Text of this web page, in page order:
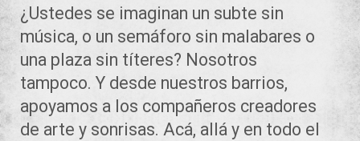
¿Ustedes se imaginan un subte sin
música, o un semáforo sin malabares o
una plaza sin títeres? Nosotros
tampoco. Y desde nuestros barrios,
apoyamos a los compañeros creadores
de arte y sonrisas. Acá, allá y en todo el